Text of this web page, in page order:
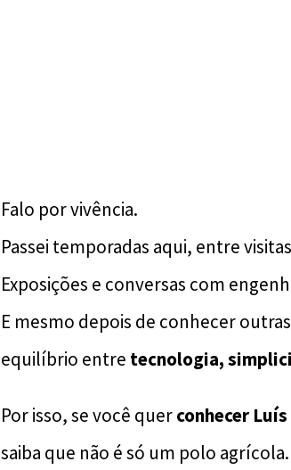
Falo por vivência.
Passei temporadas aqui, entre
Exposições e conversas com
E mesmo depois de conhecer
equilíbrio entre tecnologia,
Por isso, se você querconhecer
saiba que não é só um polo agrícola.